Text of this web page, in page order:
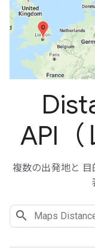
API（
複数の出発地と